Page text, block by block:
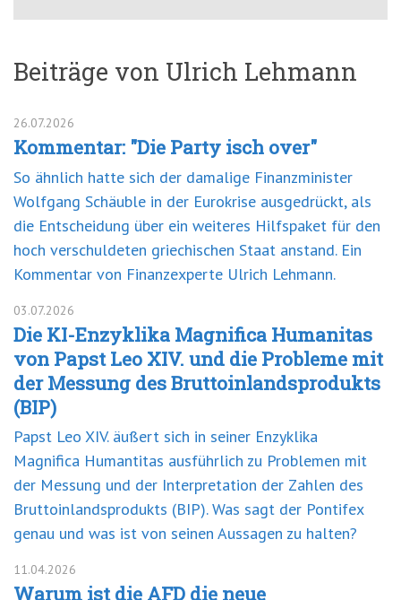
Beiträge von Ulrich Lehmann
26.07.2026
Kommentar: "Die Party isch over"
So ähnlich hatte sich der damalige Finanzminister
Wolfgang Schäuble in der Eurokrise ausgedrückt, als
die Entscheidung über ein weiteres Hilfspaket für den
hoch verschuldeten griechischen Staat anstand. Ein
Kommentar von Finanzexperte Ulrich Lehmann.
03.07.2026
Die KI-Enzyklika Magnifica Humanitas
von Papst Leo XIV. und die Probleme mit
der Messung des Bruttoinlandsprodukts
(BIP)
Papst Leo XIV. äußert sich in seiner Enzyklika
Magnifica Humantitas ausführlich zu Problemen mit
der Messung und der Interpretation der Zahlen des
Bruttoinlandsprodukts (BIP). Was sagt der Pontifex
genau und was ist von seinen Aussagen zu halten?
11.04.2026
Warum ist die AFD die neue